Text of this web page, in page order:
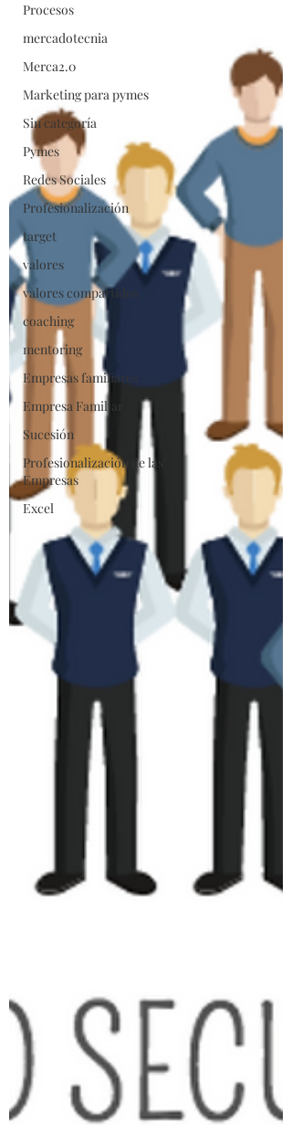
Procesos
mercadotecnia
Merca2.0
Marketing para pymes
Sin categoría
Pymes
Redes Sociales
Profesionalización
target
valores
valores compartidos
coaching
mentoring
Empresas familiares
Empresa Familiar
Sucesión
Profesionalización de las
Empresas
Excel